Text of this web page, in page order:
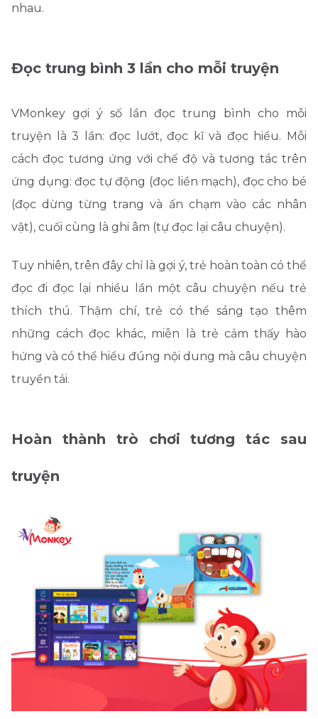
nhau.
Đọc trung bình 3 lần cho mỗi truyện
VMonkey gợi ý số lần đọc trung bình cho mỗi
truyện là 3 lần: đọc lướt, đọc kĩ và đọc hiểu. Mỗi
cách đọc tương ứng với chế độ và tương tác trên
ứng dụng: đọc tự động (đọc liền mạch), đọc cho bé
(đọc dừng từng trang và ấn chạm vào các nhân
vật), cuối cùng là ghi âm (tự đọc lại câu chuyện).
Tuy nhiên, trên đây chỉ là gợi ý, trẻ hoàn toàn có thể
đọc đi đọc lại nhiều lần một câu chuyện nếu trẻ
thích thú. Thậm chí, trẻ có thể sáng tạo thêm
những cách đọc khác, miễn là trẻ cảm thấy hào
hứng và có thể hiểu đúng nội dung mà câu chuyện
truyền tải.
Hoàn thành trò chơi tương tác sau
truyện